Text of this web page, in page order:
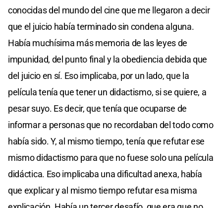
conocidas del mundo del cine que me llegaron a decir
que el juicio había terminado sin condena alguna.
Había muchísima más memoria de las leyes de
impunidad, del punto final y la obediencia debida que
del juicio en sí. Eso implicaba, por un lado, que la
película tenía que tener un didactismo, si se quiere, a
pesar suyo. Es decir, que tenía que ocuparse de
informar a personas que no recordaban del todo como
había sido. Y, al mismo tiempo, tenía que refutar ese
mismo didactismo para que no fuese solo una película
didáctica. Eso implicaba una dificultad anexa, había
que explicar y al mismo tiempo refutar esa misma